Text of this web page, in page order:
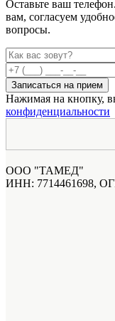
Оставьте ваш
вам, согласуем
вопросы.
Нажимая на кнопку,
конфиденциальности
ООО "ТАМЕД"
ИНН: 7714461698,